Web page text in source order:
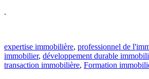
.
expertise immobilière, professionnel de
immobilier, développement durable
transaction immobilière, Formation